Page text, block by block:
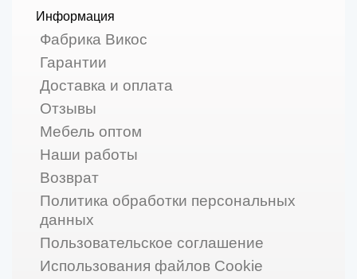
Информация
Фабрика Викос
Гарантии
Доставка и оплата
Отзывы
Мебель оптом
Наши работы
Возврат
Политика обработки персональных
данных
Пользовательское соглашение
Использования файлов Cookie